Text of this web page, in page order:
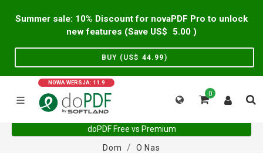
Summer sale: 10% Discount for novaPDF Pro to unlock
new features (Save US$
5.00 )
BUY (US$ 44.99)
NOWA WERSJA: 11.9
0
doPDF Free vs Premium
Dom
O Nas